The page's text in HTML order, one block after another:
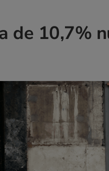
de 10,7%